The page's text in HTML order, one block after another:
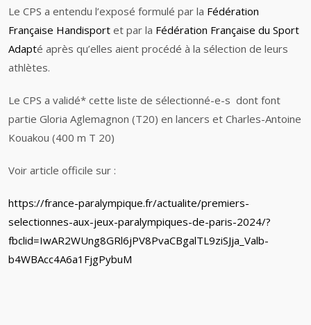
Le CPS a entendu l’exposé formulé par la Fédération
Française Handisport et par la Fédération Française du Sport
Adapté après qu’elles aient procédé à la sélection de leurs
athlètes.
Le CPS a validé* cette liste de sélectionné-e-s dont font
partie Gloria Aglemagnon (T20) en lancers et Charles-Antoine
Kouakou (400 m T 20)
Voir article officile sur :
https://france-paralympique.fr/actualite/premiers-
selectionnes-aux-jeux-paralympiques-de-paris-2024/?
fbclid=IwAR2WUng8GRl6jPV8PvaCBgalTL9ziSJja_Valb-
b4WBAcc4A6a1FjgPybuM